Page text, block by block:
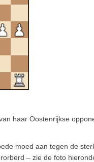
haar Oostenrijkse
moed aan tegen de
– zie de foto